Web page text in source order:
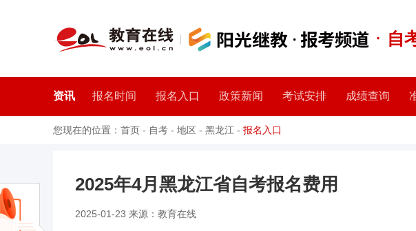
· 自
资讯 报名时间 报名入口 政策新闻 考试安排 成绩查询
您现在的位置： 首页 - 自考 - 地区 - 黑龙江 - 报名入口
2025年4月黑龙江省自考报名费用
2025-01-23 来源：教育在线